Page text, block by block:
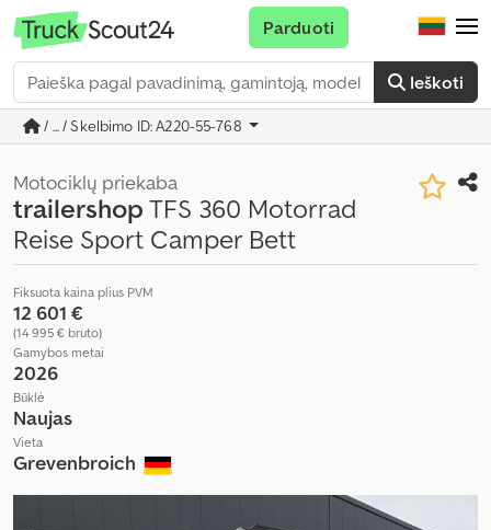
Ieškoti
Parduoti
/ ... / Skelbimo ID: A220-55-768
Motociklų priekaba
trailershopTFS 360 Motorrad
Reise Sport Camper Bett
Fiksuota kaina plius PVM
12 601 €
(14 995 € bruto)
Gamybos metai
2026
Būklė
Naujas
Vieta
Grevenbroich